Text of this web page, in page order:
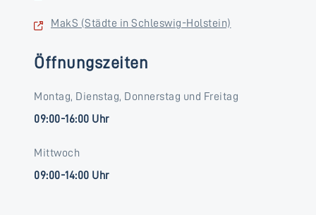
MakS (Städte in Schleswig-Holstein)
Öffnungszeiten
Montag, Dienstag, Donnerstag und Freitag
09:00-16:00 Uhr
Mittwoch
09:00-14:00 Uhr